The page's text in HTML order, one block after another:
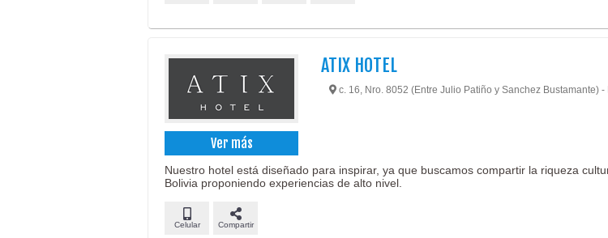
Ver más
ATIX HOTEL
c. 16, Nro. 8052 (Entre Julio Patiño y Sanchez Bustamante) -
Nuestro hotel está diseñado para inspirar, ya que buscamos compartir la riqueza
Bolivia proponiendo experiencias de alto nivel.
Celular Compartir